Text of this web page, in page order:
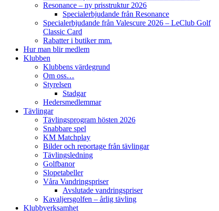
Resonance – ny prisstruktur 2026
Specialerbjudande från Resonance
Specialerbjudande från Valescure 2026 – LeClub Golf
Classic Card
Rabatter i butiker mm.
Hur man blir medlem
Klubben
Klubbens värdegrund
Om oss…
Styrelsen
Stadgar
Hedersmedlemmar
Tävlingar
Tävlingsprogram hösten 2026
Snabbare spel
KM Matchplay
Bilder och reportage från tävlingar
Tävlingsledning
Golfbanor
Slopetabeller
Våra Vandringspriser
Avslutade vandringspriser
Kavaljersgolfen – årlig tävling
Klubbverksamhet